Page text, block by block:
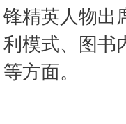
锋精英人物出
利模式、图书
等方面。